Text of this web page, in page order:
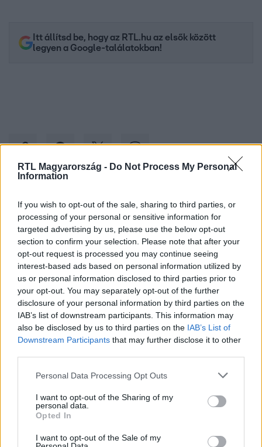
RTL Magyarország - Do Not Process My Personal
Information
If you wish to opt-out of the sale, sharing to third parties, or
processing of your personal or sensitive information for
targeted advertising by us, please use the below opt-out
section to confirm your selection. Please note that after your
opt-out request is processed you may continue seeing
interest-based ads based on personal information utilized by
us or personal information disclosed to third parties prior to
your opt-out. You may separately opt-out of the further
disclosure of your personal information by third parties on the
IAB’s list of downstream participants. This information may
also be disclosed by us to third parties on the IAB’s List of
Downstream Participants that may further disclose it to other
Please note that this website/app uses one or more Google
not limited to your visit or usage behaviour. You may click to
grant or deny consent to Google and its third-party tags to
use your data for below specified purposes in below Google
consent section.
Personal Data Processing Opt Outs
I want to opt-out of the Sharing of my
personal data.
Opted In
I want to opt-out of the Sale of my
Itt állítsd be, hogy az RTL.hu az elsők között
legyen a Google-találatokban!
Kövess minket, és értesülj a friss hírekről a
Facebookon is!
#THE FLOOR - CSAK EGY MARADHAT #ADÁSRÉSZLETEK
FESTÉSZET